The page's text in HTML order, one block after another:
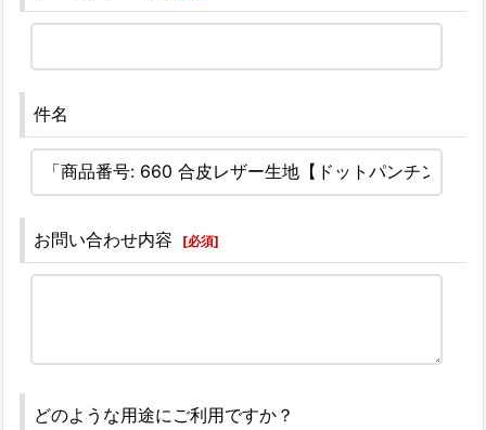
件名
お問い合わせ内容 [必須]
どのような用途にご利用ですか？